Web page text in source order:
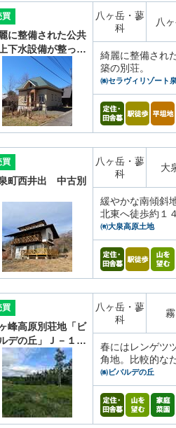
買
に整備された公共
下水設備が整っ…
八ヶ岳・蓼
科
八
綺麗に整備され
築の別荘。
㈱セラヴィリゾート
買
町西井出 中古別
八ヶ岳・蓼
科
大
緩やかな南傾斜
北東へ徒歩約１
㈲大泉高原土地
買
峰高原別荘地「ビ
デの丘」Ｊ－１…
八ヶ岳・蓼
科
春にはレンゲツ
角地。比較的な
㈱ビバルデの丘